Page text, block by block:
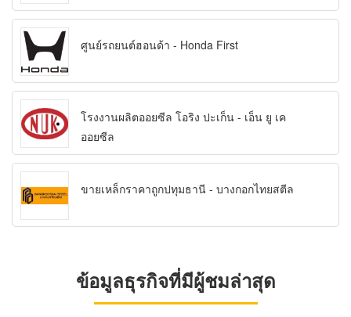
ศูนย์รถยนต์ฮอนด้า - Honda First
โรงงานผลิตออยซีล โอริง ปะเก็น - เอ็น ยู เค
ออยซีล
ขายเหล็กราคาถูกปทุมธานี - บางกอกไทยสตีล
ข้อมูลธุรกิจที่มีผู้ชมล่าสุด